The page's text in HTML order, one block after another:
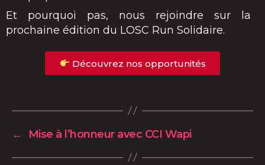
Et pourquoi pas, nous rejoindre sur la
prochaine édition du LOSC Run Solidaire.
Découvrez nos opportunités
← Mise à l’honneur avec CCI Wapi